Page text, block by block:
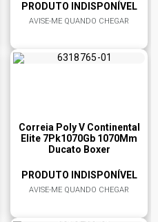
PRODUTO INDISPONÍVEL
AVISE-ME QUANDO CHEGAR
Correia Poly V Continental
Elite 7Pk1070Gb 1070Mm
Ducato Boxer
PRODUTO INDISPONÍVEL
AVISE-ME QUANDO CHEGAR